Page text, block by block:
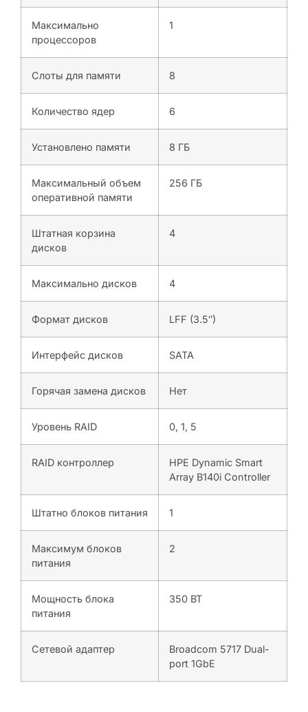
Максимально
процессоров
1
Слоты для памяти 8
Количество ядер 6
Установлено памяти 8 ГБ
Максимальный объем
оперативной памяти
256 ГБ
Штатная корзина
дисков
4
Максимально дисков 4
Формат дисков LFF (3.5″)
Интерфейс дисков SATA
Горячая замена дисков Нет
Уровень RAID 0, 1, 5
RAID контроллер
HPE Dynamic Smart
Array B140i Controller
Штатно блоков питания 1
Максимум блоков
питания
2
Мощность блока
питания
350 ВТ
Сетевой адаптер
Broadcom 5717 Dual-
port 1GbE